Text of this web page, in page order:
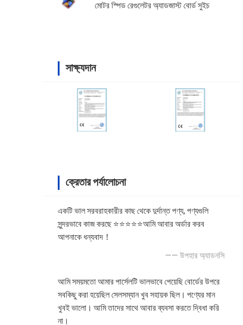
মোটর স্পিড রেগুলেটর অ্যাডজাস্ট বোর্ড সুইচ
সাক্ষ্যদান
ক্রেতার পর্যালোচনা
একটি ভাল সরবরাহকারীর কাছ থেকে দুর্দান্ত পণ্য, পণ্যগুলি
সুন্দরভাবে কাজ করছে ⭐⭐⭐⭐⭐আমি আবার অর্ডার করব
আপনাকে ধন্যবাদ！
—— উপহার অ্যাডনসি
আমি সময়মতো আমার পার্সেলটি ভালভাবে পেয়েছি বোর্ডের উপরে
সবকিছু করা হয়েছিল সেলসম্যান খুব সহায়ক ছিল। পণ্যের মান
খুবই ভালো। আমি তাদের সাথে আবার ব্যবসা করতে দ্বিধা করি
না।